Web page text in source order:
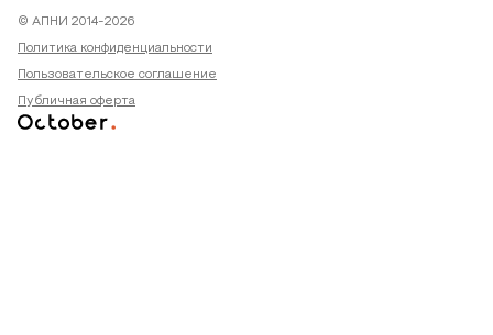
© АПНИ 2014-2026
Политика конфиденциальности
Пользовательское соглашение
Публичная оферта